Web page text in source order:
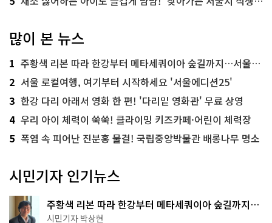
많이 본 뉴스
1 주황색 리본 따라 한강부터 메타세쿼이아 숲길까지…서울둘레길 15코스
2 서울 로컬여행, 여기부터 시작하세요 '서울에디션25'
3 한강 다리 아래서 영화 한 편! '다리밑 영화관' 무료 상영
4 우리 아이 체력이 쑥쑥! 클라이밍 키즈카페·어린이 체력장
5 폭염 속 피어난 진분홍 물결! 국립중앙박물관 배롱나무 명소
시민기자 인기뉴스
주황색 리본 따라 한강부터 메타세쿼이아 숲길까지…
서울둘레길 15코스
시민기자 박상현